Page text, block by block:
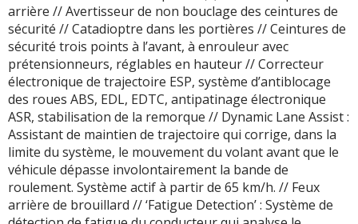
arrière // Avertisseur de non bouclage des ceintures de
sécurité // Catadioptre dans les portières // Ceintures de
sécurité trois points à l’avant, à enrouleur avec
prétensionneurs, réglables en hauteur // Correcteur
électronique de trajectoire ESP, système d’antiblocage
des roues ABS, EDL, EDTC, antipatinage électronique
ASR, stabilisation de la remorque // Dynamic Lane Assist :
Assistant de maintien de trajectoire qui corrige, dans la
limite du système, le mouvement du volant avant que le
véhicule dépasse involontairement la bande de
roulement. Système actif à partir de 65 km/h. // Feux
arrière de brouillard // ‘Fatigue Detection’ : Système de